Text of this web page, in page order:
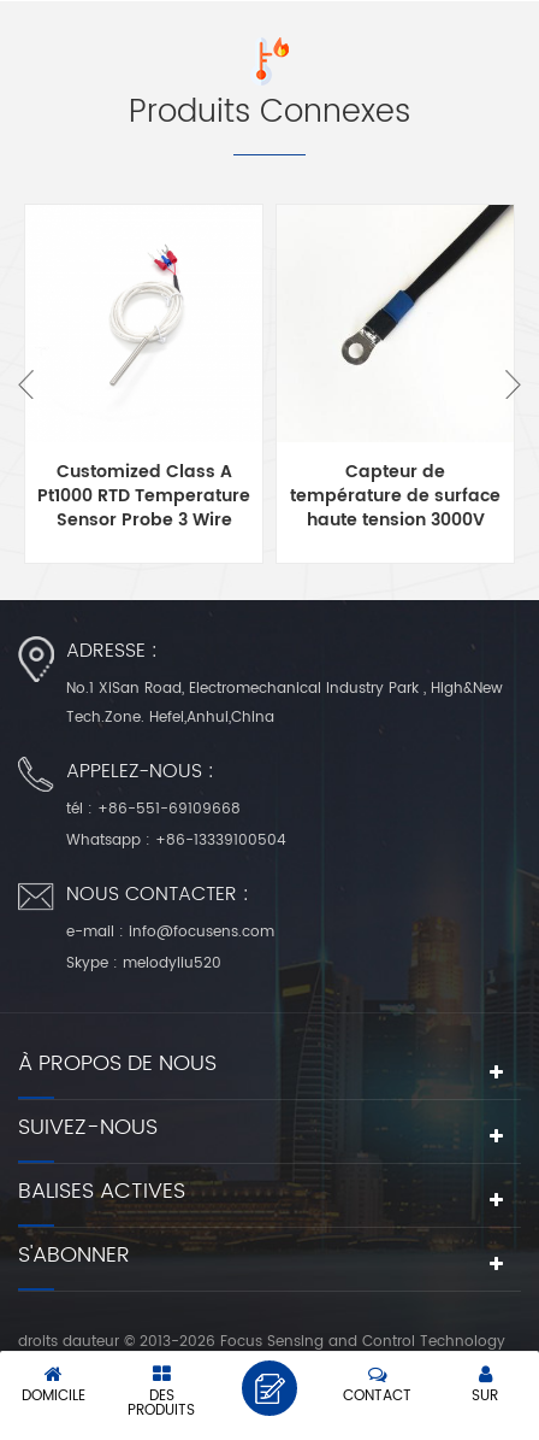
Produits Connexes
Customized Class A
Pt1000 RTD Temperature
Sensor Probe 3 Wire
Capteur de
température de surface
haute tension 3000V
ADRESSE :
No.1 XiSan Road, Electromechanical Industry Park , High&New
Tech.Zone. Hefei,Anhui,China
APPELEZ-NOUS :
tél : +86-551-69109668
Whatsapp : +86-13339100504
NOUS CONTACTER :
e-mail : info@focusens.com
Skype : melodyliu520
À PROPOS DE NOUS
SUIVEZ-NOUS
BALISES ACTIVES
S'ABONNER
droits dauteur © 2013-2026 Focus Sensing and Control Technology
Co., Ltd.. tous les droits sont réservés.
réseau ipv6 pris en charge
XML|POLITIQUE DE CONFIDENTIALITÉ
DOMICILE DES
PRODUITS
SUR
CONTACT